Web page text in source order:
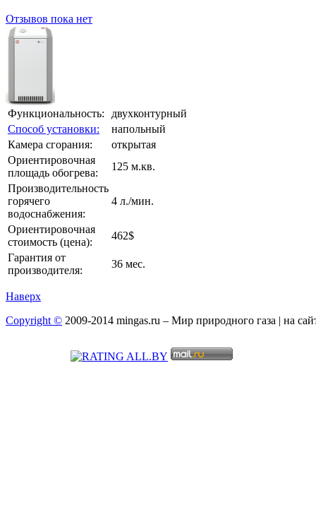
Отзывов пока нет
Функциональность:
двухконтурный
Способ установки:
напольный
Камера сгорания:
открытая
Ориентировочная
площадь обогрева:
125 м.кв.
Производительность
горячего
водоснабжения:
4 л./мин.
Ориентировочная
стоимость (цена):
462$
Гарантия от
производителя:
36 мес.
Наверх
Copyright © 2009-2014 mingas.ru – Мир природного газа | на